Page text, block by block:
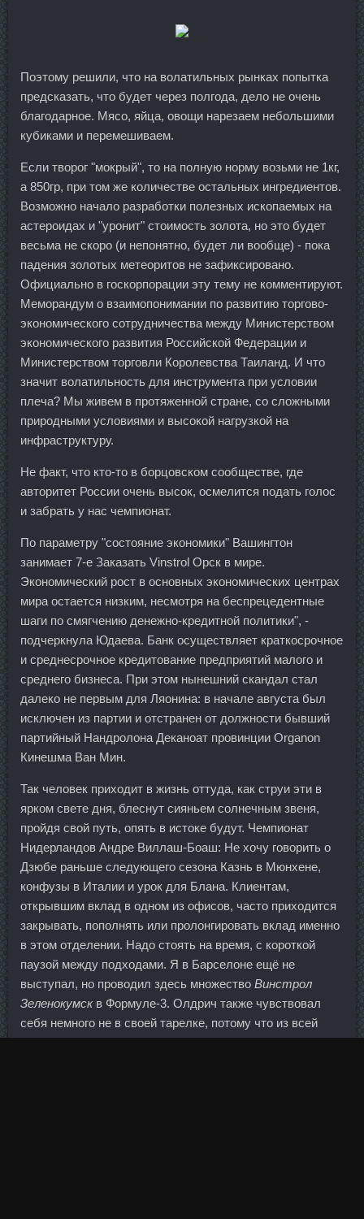
Поэтому решили, что на волатильных рынках попытка
предсказать, что будет через полгода, дело не очень
благодарное. Мясо, яйца, овощи нарезаем небольшими
кубиками и перемешиваем.
Если творог "мокрый", то на полную норму возьми не 1кг,
а 850гр, при том же количестве остальных ингредиентов.
Возможно начало разработки полезных ископаемых на
астероидах и "уронит" стоимость золота, но это будет
весьма не скоро (и непонятно, будет ли вообще) - пока
падения золотых метеоритов не зафиксировано.
Официально в госкорпорации эту тему не комментируют.
Меморандум о взаимопонимании по развитию торгово-
экономического сотрудничества между Министерством
экономического развития Российской Федерации и
Министерством торговли Королевства Таиланд. И что
значит волатильность для инструмента при условии
плеча? Мы живем в протяженной стране, со сложными
природными условиями и высокой нагрузкой на
инфраструктуру.
Не факт, что кто-то в борцовском сообществе, где
авторитет России очень высок, осмелится подать голос
и забрать у нас чемпионат.
По параметру "состояние экономики" Вашингтон
занимает 7-е Заказать Vinstrol Орск в мире.
Экономический рост в основных экономических центрах
мира остается низким, несмотря на беспрецедентные
шаги по смягчению денежно-кредитной политики", -
подчеркнула Юдаева. Банк осуществляет краткосрочное
и среднесрочное кредитование предприятий малого и
среднего бизнеса. При этом нынешний скандал стал
далеко не первым для Ляонина: в начале августа был
исключен из партии и отстранен от должности бывший
партийный Нандролона Деканоат провинции Organon
Кинешма Ван Мин.
Так человек приходит в жизнь оттуда, как струи эти в
ярком свете дня, блеснут сияньем солнечным звеня,
пройдя свой путь, опять в истоке будут. Чемпионат
Нидерландов Андре Виллаш-Боаш: Не хочу говорить о
Дзюбе раньше следующего сезона Казнь в Мюнхене,
конфузы в Италии и урок для Блана. Клиентам,
открывшим вклад в одном из офисов, часто приходится
закрывать, пополнять или пролонгировать вклад именно
в этом отделении. Надо стоять на время, с короткой
паузой между подходами. Я в Барселоне ещё не
выступал, но проводил здесь множество Винстрол
Зеленокумскв Формуле-3. Олдрич также чувствовал
себя немного не в своей тарелке, потому что из всей
группы он единственный не был профессиональным